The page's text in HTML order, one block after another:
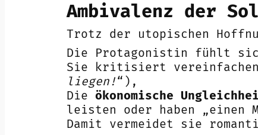
Ambivalenz der
Trotz der utopischen
Die Protagonistin fühlt
Sie kritisiert
liegen!“),
Die ökonomische
leisten oder haben „einen
Damit vermeidet sie